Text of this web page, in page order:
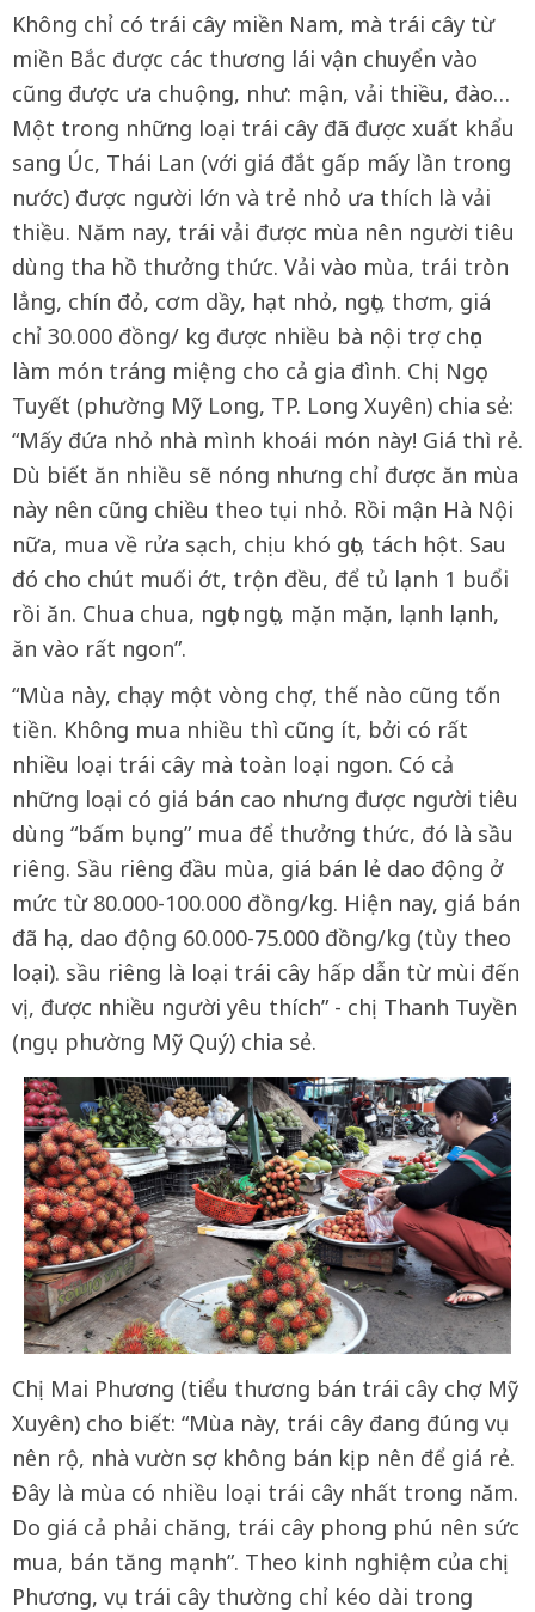
Không chỉ có trái cây miền Nam, mà trái cây từ
miền Bắc được các thương lái vận chuyển vào
cũng được ưa chuộng, như: mận, vải thiều, đào…
Một trong những loại trái cây đã được xuất khẩu
sang Úc, Thái Lan (với giá đắt gấp mấy lần trong
nước) được người lớn và trẻ nhỏ ưa thích là vải
thiều. Năm nay, trái vải được mùa nên người tiêu
dùng tha hồ thưởng thức. Vải vào mùa, trái tròn
lẳng, chín đỏ, cơm dầy, hạt nhỏ, ngọt, thơm, giá
chỉ 30.000 đồng/ kg được nhiều bà nội trợ chọn
làm món tráng miệng cho cả gia đình. Chị Ngọc
Tuyết (phường Mỹ Long, TP. Long Xuyên) chia sẻ:
“Mấy đứa nhỏ nhà mình khoái món này! Giá thì rẻ.
Dù biết ăn nhiều sẽ nóng nhưng chỉ được ăn mùa
này nên cũng chiều theo tụi nhỏ. Rồi mận Hà Nội
nữa, mua về rửa sạch, chịu khó gọt, tách hột. Sau
đó cho chút muối ớt, trộn đều, để tủ lạnh 1 buổi
rồi ăn. Chua chua, ngọt ngọt, mặn mặn, lạnh lạnh,
ăn vào rất ngon”.
“Mùa này, chạy một vòng chợ, thế nào cũng tốn
tiền. Không mua nhiều thì cũng ít, bởi có rất
nhiều loại trái cây mà toàn loại ngon. Có cả
những loại có giá bán cao nhưng được người tiêu
dùng “bấm bụng” mua để thưởng thức, đó là sầu
riêng. Sầu riêng đầu mùa, giá bán lẻ dao động ở
mức từ 80.000-100.000 đồng/kg. Hiện nay, giá bán
đã hạ, dao động 60.000-75.000 đồng/kg (tùy theo
loại). sầu riêng là loại trái cây hấp dẫn từ mùi đến
vị, được nhiều người yêu thích” - chị Thanh Tuyền
(ngụ phường Mỹ Quý) chia sẻ.
Chị Mai Phương (tiểu thương bán trái cây chợ Mỹ
Xuyên) cho biết: “Mùa này, trái cây đang đúng vụ
nên rộ, nhà vườn sợ không bán kịp nên để giá rẻ.
Đây là mùa có nhiều loại trái cây nhất trong năm.
Do giá cả phải chăng, trái cây phong phú nên sức
mua, bán tăng mạnh”. Theo kinh nghiệm của chị
Phương, vụ trái cây thường chỉ kéo dài trong